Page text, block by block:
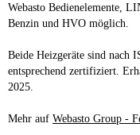
Webasto Bedienelemente,
Benzin und HVO möglich.
Beide Heizgeräte sind nach
entsprechend zertifiziert.
2025.
Mehr auf Webasto Group -